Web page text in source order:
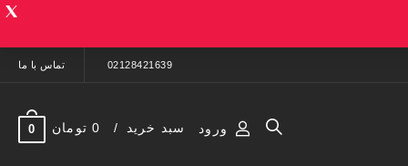
02128421639 تماس با ما
ورود سبد خرید 0 تومان 0